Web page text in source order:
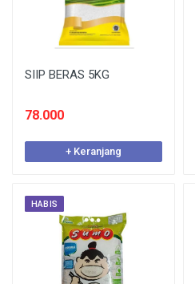
SIIP BERAS 5KG
78.000
+ Keranjang
HABIS